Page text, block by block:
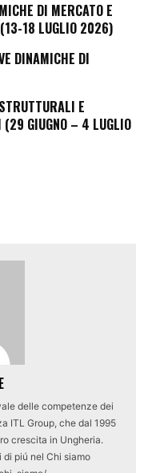
DI MERCATO E
(13-18 LUGLIO 2026)
DINAMICHE DI
E
(29 GIUGNO – 4 LUGLIO
delle competenze dei
ITL Group, che dal 1995
crescita in Ungheria.
piú nel Chi siamo